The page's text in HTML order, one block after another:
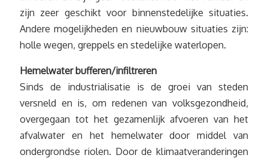
zijn zeer geschikt voor binnenstedelijke situaties.
Andere mogelijkheden en nieuwbouw situaties zijn:
holle wegen, greppels en stedelijke waterlopen.
Hemelwater bufferen/infiltreren
Sinds de industrialisatie is de groei van steden
versneld en is, om redenen van volksgezondheid,
overgegaan tot het gezamenlijk afvoeren van het
afvalwater en het hemelwater door middel van
ondergrondse riolen. Door de klimaatveranderingen